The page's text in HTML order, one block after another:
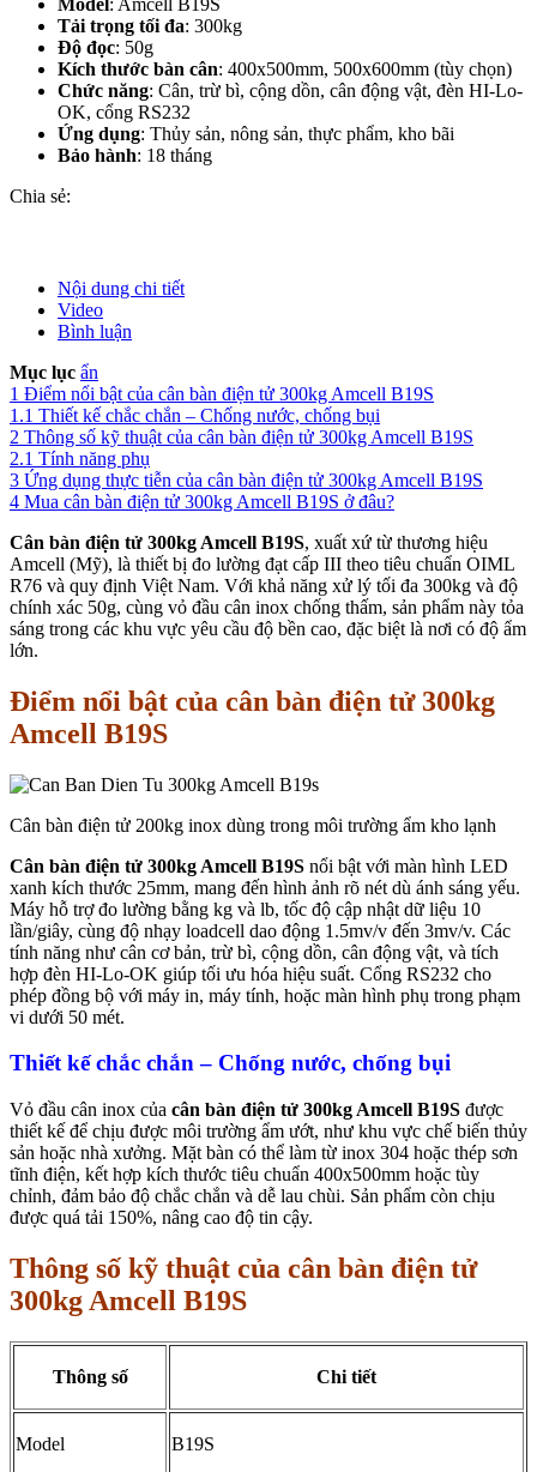
Tải trọng tối đa: 300kg
Độ đọc: 50g
Kích thước bàn cân: 400x500mm, 500x600mm (tùy chọn)
Chức năng: Cân, trừ bì, cộng dồn, cân động vật, đèn HI-Lo-
OK, cổng RS232
Ứng dụng: Thủy sản, nông sản, thực phẩm, kho bãi
Bảo hành: 18 tháng
Chia sẻ:
Nội dung chi tiết
Video
Bình luận
Mục lục ẩn
1 Điểm nổi bật của cân bàn điện tử 300kg Amcell B19S
1.1 Thiết kế chắc chắn – Chống nước, chống bụi
2 Thông số kỹ thuật của cân bàn điện tử 300kg Amcell B19S
2.1 Tính năng phụ
3 Ứng dụng thực tiễn của cân bàn điện tử 300kg Amcell B19S
4 Mua cân bàn điện tử 300kg Amcell B19S ở đâu?
Cân bàn điện tử 300kg Amcell B19S, xuất xứ từ thương hiệu
Amcell (Mỹ), là thiết bị đo lường đạt cấp III theo tiêu chuẩn OIML
R76 và quy định Việt Nam. Với khả năng xử lý tối đa 300kg và độ
chính xác 50g, cùng vỏ đầu cân inox chống thấm, sản phẩm này tỏa
sáng trong các khu vực yêu cầu độ bền cao, đặc biệt là nơi có độ ẩm
lớn.
Điểm nổi bật của cân bàn điện tử 300kg
Amcell B19S
Cân bàn điện tử 200kg inox dùng trong môi trường ẩm kho lạnh
Cân bàn điện tử 300kg Amcell B19S nổi bật với màn hình LED
xanh kích thước 25mm, mang đến hình ảnh rõ nét dù ánh sáng yếu.
Máy hỗ trợ đo lường bằng kg và lb, tốc độ cập nhật dữ liệu 10
lần/giây, cùng độ nhạy loadcell dao động 1.5mv/v đến 3mv/v. Các
tính năng như cân cơ bản, trừ bì, cộng dồn, cân động vật, và tích
hợp đèn HI-Lo-OK giúp tối ưu hóa hiệu suất. Cổng RS232 cho
phép đồng bộ với máy in, máy tính, hoặc màn hình phụ trong phạm
vi dưới 50 mét.
Thiết kế chắc chắn – Chống nước, chống bụi
Vỏ đầu cân inox của cân bàn điện tử 300kg Amcell B19S được
thiết kế để chịu được môi trường ẩm ướt, như khu vực chế biến thủy
sản hoặc nhà xưởng. Mặt bàn có thể làm từ inox 304 hoặc thép sơn
tĩnh điện, kết hợp kích thước tiêu chuẩn 400x500mm hoặc tùy
chỉnh, đảm bảo độ chắc chắn và dễ lau chùi. Sản phẩm còn chịu
được quá tải 150%, nâng cao độ tin cậy.
Thông số kỹ thuật của cân bàn điện tử
300kg Amcell B19S
Thông số Chi tiết
Model B19S